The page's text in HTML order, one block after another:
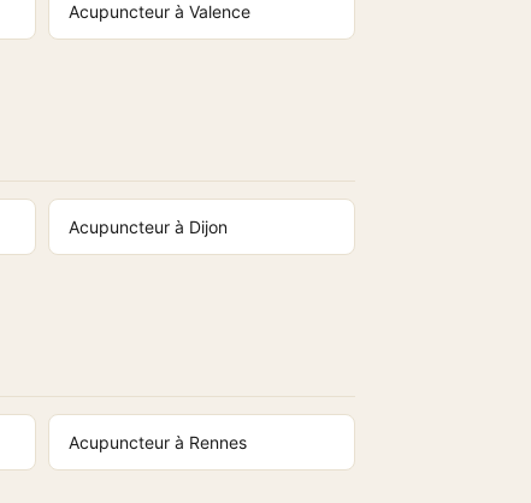
Acupuncteur à Valence
Acupuncteur à Dijon
Acupuncteur à Rennes